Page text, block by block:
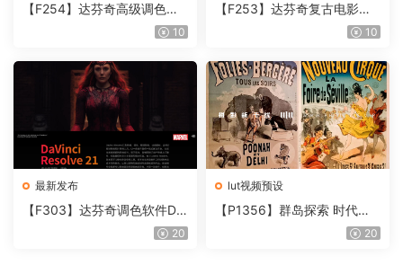
【F254】达芬奇高级调色插
件 Contour V2.2.2 WinMac10
【F253】达芬奇复古电影胶
片质感DCTL节点调色预设 M
T V4.0
10
最新发布
【F303】达芬奇调色软件Da
Vinci Resolve Studio21.0.320
lut视频预设
【P1356】群岛探索 时代马
戏团 – QUEST 60 调色预设A
20